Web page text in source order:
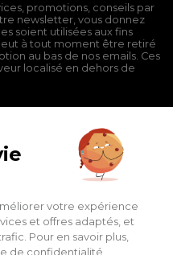
promotions, conseils par
newsletter, vous donnez
soient utilisées aux fins
à tout moment être retiré
au bas de nos emails. Ces
localisé en dehors de
de vente